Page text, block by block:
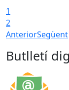
1
2
AnteriorSegüent
Butlletí